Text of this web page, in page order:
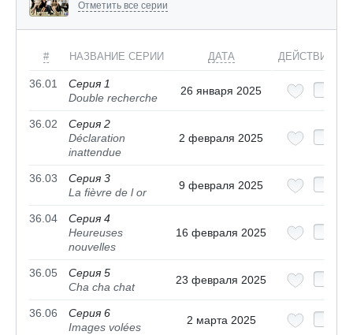
Отметить все серии
# НАЗВАНИЕ СЕРИИ ДАТА ДЕЙСТВИЯ
36.01
Серия 1
Double recherche
26 января 2025
36.02
Серия 2
Déclaration
inattendue
2 февраля 2025
36.03
Серия 3
La fièvre de l or
9 февраля 2025
36.04
Серия 4
Heureuses
nouvelles
16 февраля 2025
36.05
Серия 5
Cha cha chat
23 февраля 2025
36.06
Серия 6
Images volées
2 марта 2025